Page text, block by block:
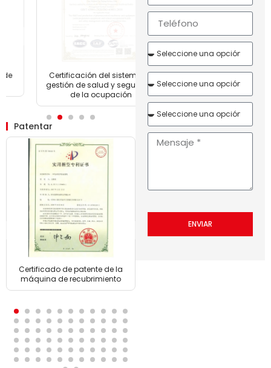
Certificación del sistema de
gestión de salud y seguridad
de la ocupación
Certificación del sistema
gestión de propiedades
intelectuales
Patentar
Certificado de patente de la
máquina de recubrimiento
ENVIAR